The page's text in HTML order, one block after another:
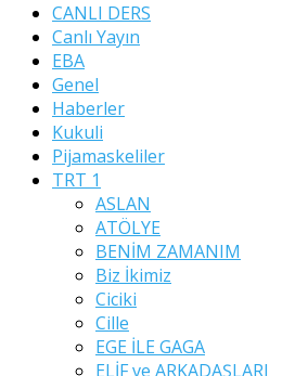
CANLI DERS
Canlı Yayın
EBA
Genel
Haberler
Kukuli
Pijamaskeliler
TRT 1
ASLAN
ATÖLYE
BENİM ZAMANIM
Biz İkimiz
Ciciki
Cille
EGE İLE GAGA
ELİF ve ARKADAŞLARI